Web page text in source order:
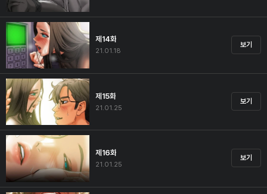
제14화
21.01.18
보기
제15화
21.01.25
보기
제16화
21.01.25
보기